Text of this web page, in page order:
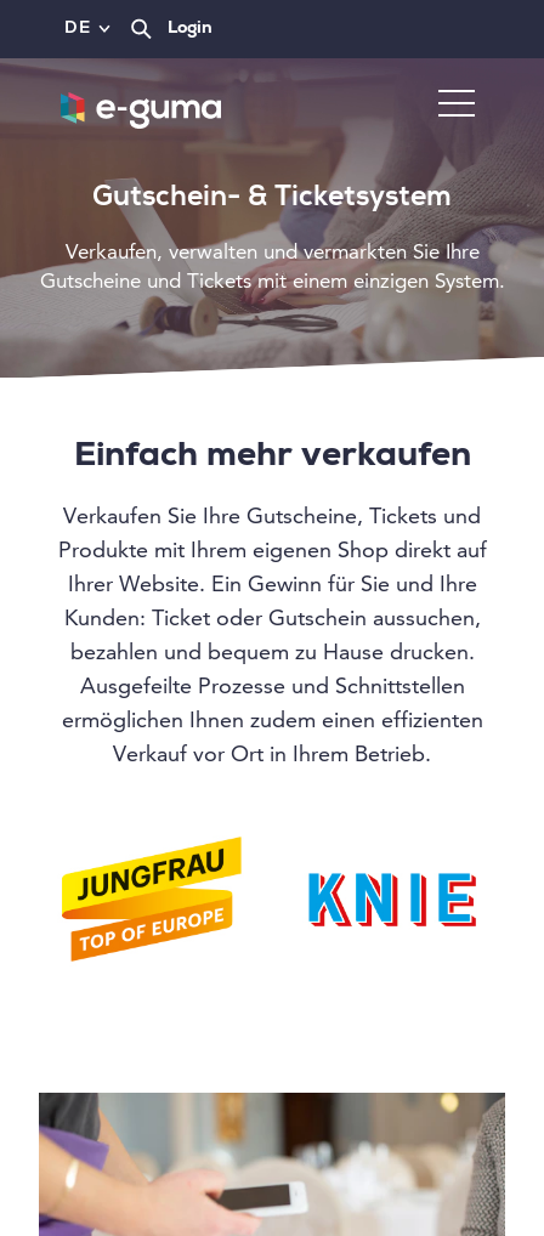
DE Login
Gutschein- & Ticketsystem
Verkaufen, verwalten und vermarkten Sie Ihre
Gutscheine und Tickets mit einem einzigen System.
Einfach mehr verkaufen
Verkaufen Sie Ihre Gutscheine, Tickets und
Produkte mit Ihrem eigenen Shop direkt auf
Ihrer Website. Ein Gewinn für Sie und Ihre
Kunden: Ticket oder Gutschein aussuchen,
bezahlen und bequem zu Hause drucken.
Ausgefeilte Prozesse und Schnittstellen
ermöglichen Ihnen zudem einen effizienten
Verkauf vor Ort in Ihrem Betrieb.